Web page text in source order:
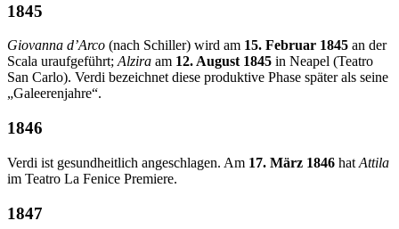
1845
Giovanna d’Arco (nach Schiller) wird am 15. Februar 1845 an der
Scala uraufgeführt;Alzira am 12. August 1845 in Neapel (Teatro
San Carlo). Verdi bezeichnet diese produktive Phase später als seine
„Galeerenjahre“.
1846
Verdi ist gesundheitlich angeschlagen. Am 17. März 1846 hat Attila
im Teatro La Fenice Premiere.
1847